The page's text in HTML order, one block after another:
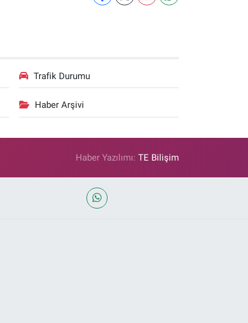
Trafik Durumu
Haber Arşivi
Haber Yazılımı:TE Bilişim